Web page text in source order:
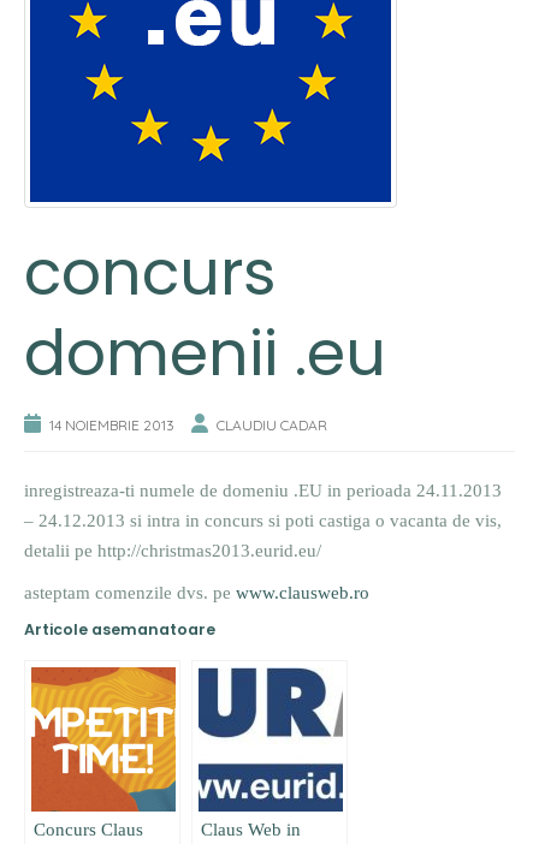
concurs
domenii .eu
14 NOIEMBRIE 2013 CLAUDIU CADAR
inregistreaza-ti numele de domeniu .EU in perioada 24.11.2013
– 24.12.2013 si intra in concurs si poti castiga o vacanta de vis,
detalii pe http://christmas2013.eurid.eu/
asteptam comenzile dvs. pe www.clausweb.ro
Articole asemanatoare
Concurs Claus
Claus Web in